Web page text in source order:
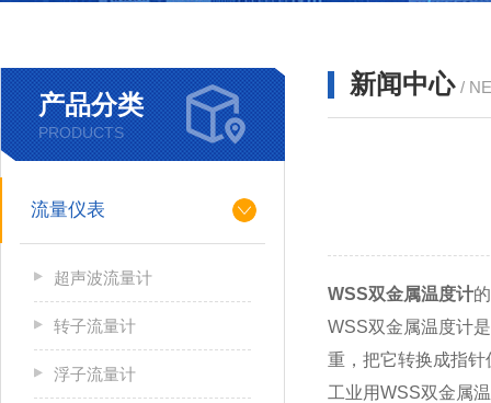
产品分类
PRODUCTS
流量仪表
超声波流量计
转子流量计
浮子流量计
新闻中心 /
WSS双金属温度计
WSS双金属温度计
重，把它转换成指
工业用WSS双金属